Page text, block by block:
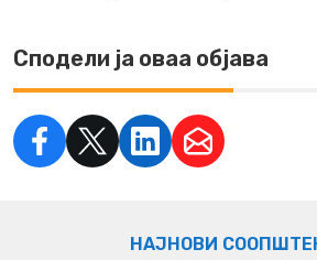
Сподели ја оваа објава
НАЈНОВИ